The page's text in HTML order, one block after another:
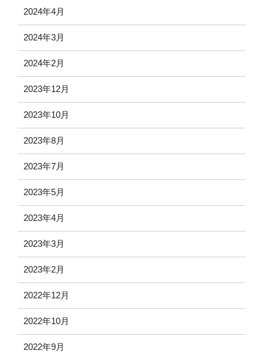
2024年4月
2024年3月
2024年2月
2023年12月
2023年10月
2023年8月
2023年7月
2023年5月
2023年4月
2023年3月
2023年2月
2022年12月
2022年10月
2022年9月